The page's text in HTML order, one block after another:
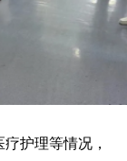
护理等情况，